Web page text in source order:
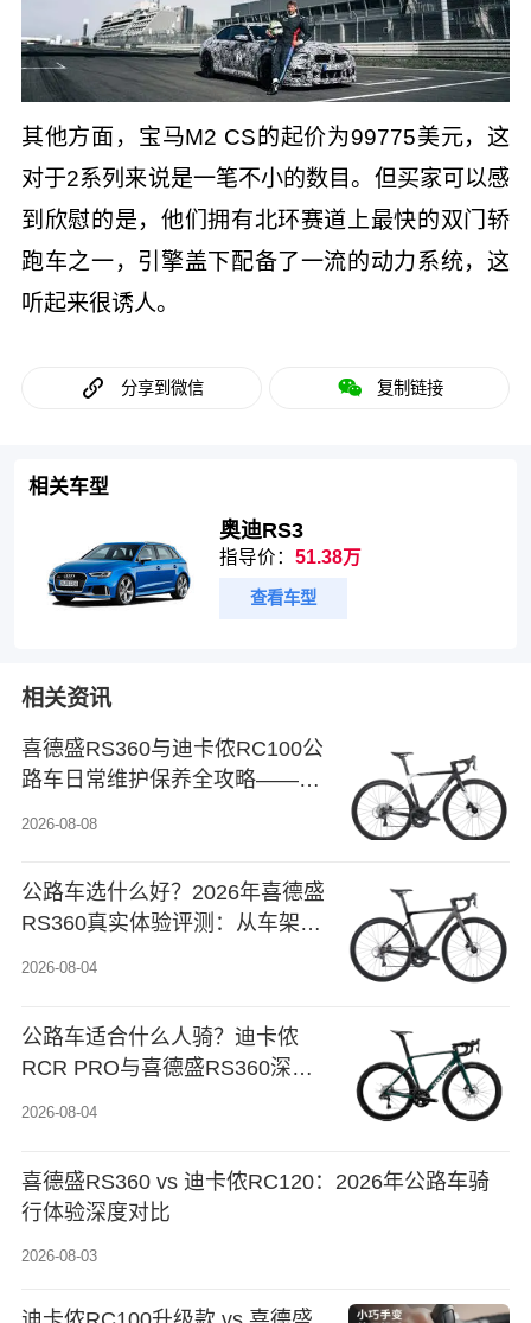
其他方面，宝马M2 CS的起价为99775美元，这
对于2系列来说是一笔不小的数目。但买家可以感
到欣慰的是，他们拥有北环赛道上最快的双门轿
跑车之一，引擎盖下配备了一流的动力系统，这
听起来很诱人。
分享到微信 复制链接
相关车型
奥迪RS3
指导价：51.38万
查看车型
相关资讯
喜德盛RS360与迪卡侬RC100公
路车日常维护保养全攻略——从
2026-08-08
公路车选什么好？2026年喜德盛
RS360真实体验评测：从车架到
2026-08-04
公路车适合什么人骑？迪卡侬
RCR PRO与喜德盛RS360深度
2026-08-04
喜德盛RS360 vs 迪卡侬RC120：2026年公路车骑
行体验深度对比
2026-08-03